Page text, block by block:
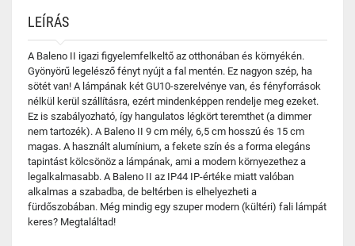
LEÍRÁS
A Baleno II igazi figyelemfelkeltő az otthonában és környékén.
Gyönyörű legelésző fényt nyújt a fal mentén. Ez nagyon szép, ha
sötét van! A lámpának két GU10-szerelvénye van, és fényforrások
nélkül kerül szállításra, ezért mindenképpen rendelje meg ezeket.
Ez is szabályozható, így hangulatos légkört teremthet (a dimmer
nem tartozék). A Baleno II 9 cm mély, 6,5 cm hosszú és 15 cm
magas. A használt alumínium, a fekete szín és a forma elegáns
tapintást kölcsönöz a lámpának, ami a modern környezethez a
legalkalmasabb. A Baleno II az IP44 IP-értéke miatt valóban
alkalmas a szabadba, de beltérben is elhelyezheti a
fürdőszobában. Még mindig egy szuper modern (kültéri) fali lámpát
keres? Megtaláltad!